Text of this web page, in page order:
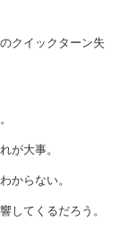
クイックターン失
が大事。
からない。
してくるだろう。